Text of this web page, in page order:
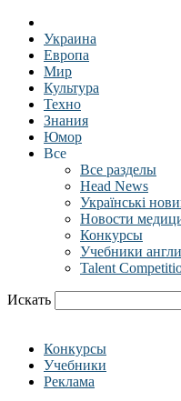
Украина
Европа
Мир
Культура
Техно
Знания
Юмор
Все
Все разделы
Head News
Українські
Новости
Конкурсы
Учебники
Talent
Искать
Конкурсы
Учебники
Реклама